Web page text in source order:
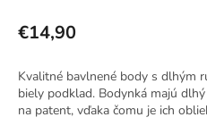
€14,90
Kvalitné bavlnené body s dlhým
biely podklad. Bodynká majú
na patent, vďaka čomu je ich